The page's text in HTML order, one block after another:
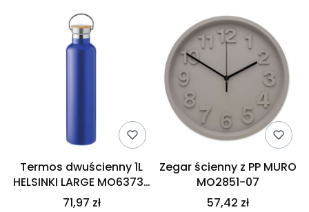
Termos dwuścienny 1L
HELSINKI LARGE MO6373-
04
71,97 zł
Zegar ścienny z PP MURO
MO2851-07
57,42 zł